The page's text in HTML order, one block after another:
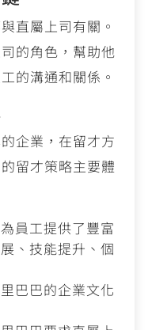
直屬上司有關。
的角色，幫助他
的溝通和關係。
企業，在留才方
留才策略主要體
員工提供了豐富
、技能提升、個
巴巴的企業文化